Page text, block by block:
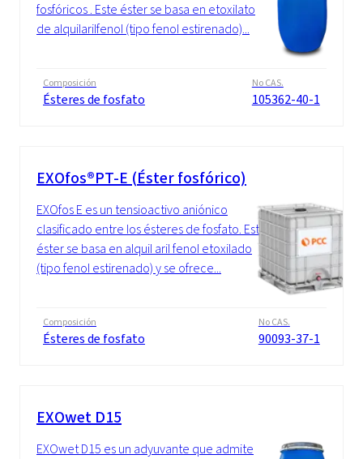
fosfóricos . Este éster se basa en etoxilato
de alquilarilfenol (tipo fenol estirenado)...
Composición
Ésteres de fosfato
No CAS.
105362-40-1
EXOfos®PT-E (Éster fosfórico)
EXOfos E es un tensioactivo aniónico
clasificado entre los ésteres de fosfato. Este
éster se basa en alquil aril fenol etoxilado
(tipo fenol estirenado) y se ofrece...
Composición
Ésteres de fosfato
No CAS.
90093-37-1
EXOwet D15
EXOwet D15 es un adyuvante que admite